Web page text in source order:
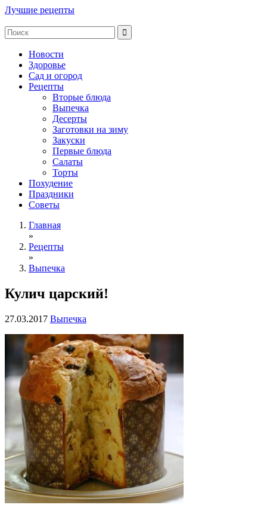
Лучшие рецепты
Новости
Здоровье
Сад и огород
Рецепты
Вторые блюда
Выпечка
Десерты
Заготовки на зиму
Закуски
Первые блюда
Салаты
Торты
Похудение
Праздники
Советы
Главная
»
Рецепты
»
Выпечка
Кулич царский!
27.03.2017 Выпечка